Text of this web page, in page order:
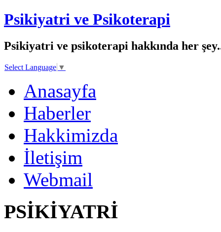
Psikiyatri ve Psikoterapi
Psikiyatri ve psikoterapi hakkında her
Select Language ▼
Anasayfa
Haberler
Hakkimizda
İletişim
Webmail
PSİKİYATRİ